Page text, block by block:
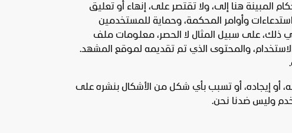
المبينة هنا إلى، ولا تقتصر على، إنهاء أو تعليق
وأوامر المحكمة، وحماية للمستخدمين
في ذلك، على سبيل المثال لا الحصر، معلومات ملف
الاستخدام، والمحتوى الذي تم تقديمه لموقع المشهد.
أو إيجاده، أو تسبب بأي شكل من الأشكال بنشره على
وليس ضدنا نحن.